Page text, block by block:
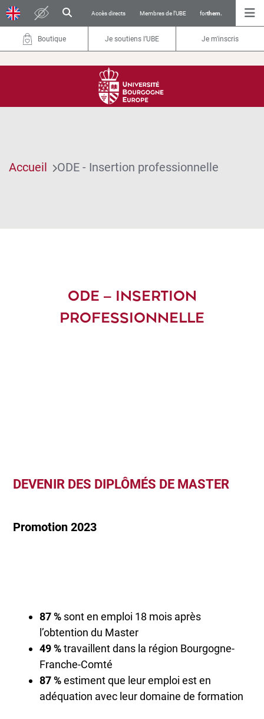
Accès directs Membres de l’UBE forthem.
Boutique Je soutiens l’UBE Je m'inscris
Accueil ODE - Insertion professionnelle
ODE – INSERTION
PROFESSIONNELLE
DEVENIR DES DIPLÔMÉS DE MASTER
Promotion 2023
87 % sont en emploi 18 mois après
l’obtention du Master
49 %travaillent dans la région Bourgogne-
Franche-Comté
87 %estiment que leur emploi est en
adéquation avec leur domaine de formation